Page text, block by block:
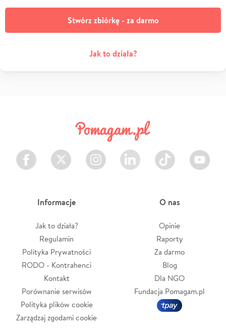
Stwórz zbiórkę - za darmo
Jak to działa?
Facebook Twitter Instagram LinkedIn TikTok Youtube
Informacje
Jak to działa?
Regulamin
Polityka Prywatności
RODO - Kontrahenci
Kontakt
Porównanie serwisów
Polityka plików cookie
Zarządzaj zgodami cookie
O nas
Opinie
Raporty
Za darmo
Blog
Dla NGO
Fundacja Pomagam.pl